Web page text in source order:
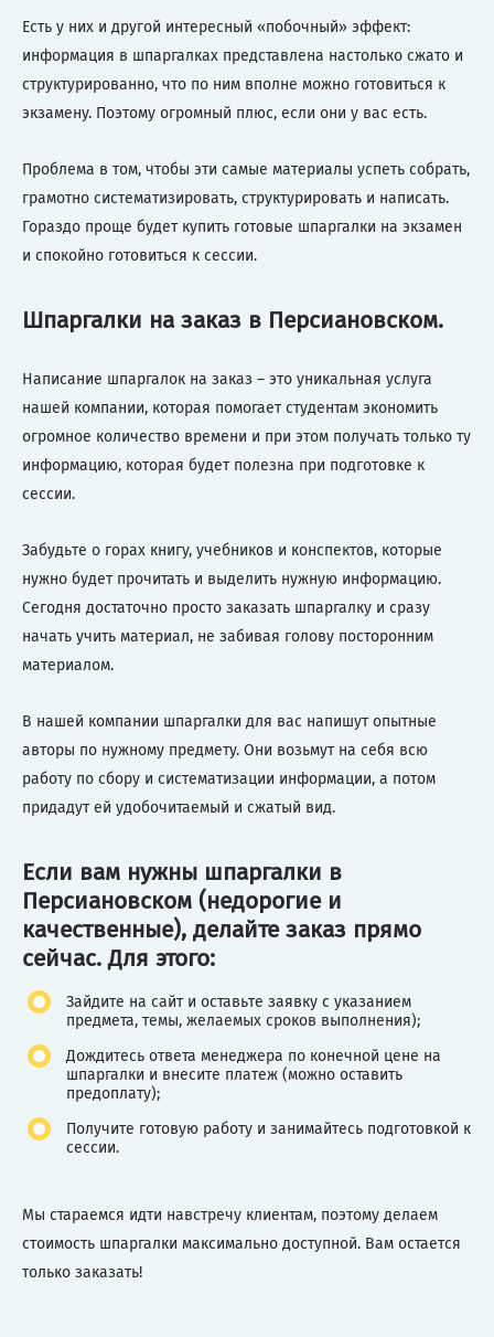
Есть у них и другой интересный «побочный» эффект:
информация в шпаргалках представлена настолько сжато и
структурированно, что по ним вполне можно готовиться к
экзамену. Поэтому огромный плюс, если они у вас есть.
Проблема в том, чтобы эти самые материалы успеть собрать,
грамотно систематизировать, структурировать и написать.
Гораздо проще будет купить готовые шпаргалки на экзамен
и спокойно готовиться к сессии.
Шпаргалки на заказ в Персиановском.
Написание шпаргалок на заказ – это уникальная услуга
нашей компании, которая помогает студентам экономить
огромное количество времени и при этом получать только ту
информацию, которая будет полезна при подготовке к
сессии.
Забудьте о горах книгу, учебников и конспектов, которые
нужно будет прочитать и выделить нужную информацию.
Сегодня достаточно просто заказать шпаргалку и сразу
начать учить материал, не забивая голову посторонним
материалом.
В нашей компании шпаргалки для вас напишут опытные
авторы по нужному предмету. Они возьмут на себя всю
работу по сбору и систематизации информации, а потом
придадут ей удобочитаемый и сжатый вид.
Если вам нужны шпаргалки в
Персиановском (недорогие и
качественные), делайте заказ прямо
сейчас. Для этого:
Зайдите на сайт и оставьте заявку с указанием
предмета, темы, желаемых сроков выполнения);
Дождитесь ответа менеджера по конечной цене на
шпаргалки и внесите платеж (можно оставить
предоплату);
Получите готовую работу и занимайтесь подготовкой к
сессии.
Мы стараемся идти навстречу клиентам, поэтому делаем
стоимость шпаргалки максимально доступной. Вам остается
только заказать!